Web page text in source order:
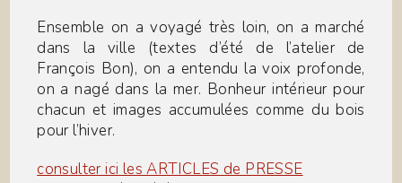
Ensemble on a voyagé très loin, on a marché
dans la ville (textes d’été de l’atelier de
François Bon), on a entendu la voix profonde,
on a nagé dans la mer. Bonheur intérieur pour
chacun et images accumulées comme du bois
pour l’hiver.
consulter ici les ARTICLES de PRESSE